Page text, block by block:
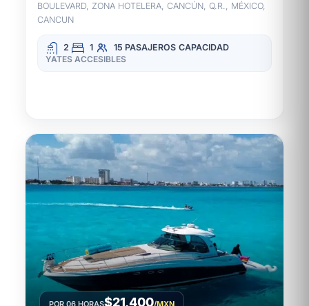
BOULEVARD, ZONA HOTELERA, CANCÚN, Q.R., MÉXICO,
CANCUN
2 1 15 PASAJEROS CAPACIDAD
YATES ACCESIBLES
POR 06 HORAS$21,400/MXN